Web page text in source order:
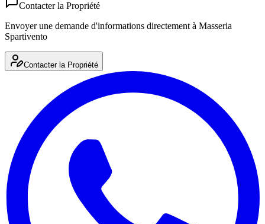
Contacter la Propriété
Envoyer une demande d'informations directement à Masseria
Spartivento
Contacter la Propriété